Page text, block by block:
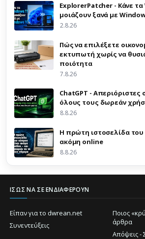
ExplorerPatcher - Κάνε τα
μοιάζουν ξανά με
2.8.26
Πώς να επιλέξετε
εκτυπωτή χωρίς να
ποιότητα
7.8.26
ChatGPT - Απεριόριστες
όλους τους δωρεάν
8.8.26
Η πρώτη ιστοσελίδα του
ακόμη online
8.8.26
ΊΣΩΣ ΝΑ ΣΕ ΕΝΔΙΑΦΈΡΟΥΝ
Είπαν για το dwrean.net
Ποιος
άρθρα
Συνεντεύξεις
Απόψεις -